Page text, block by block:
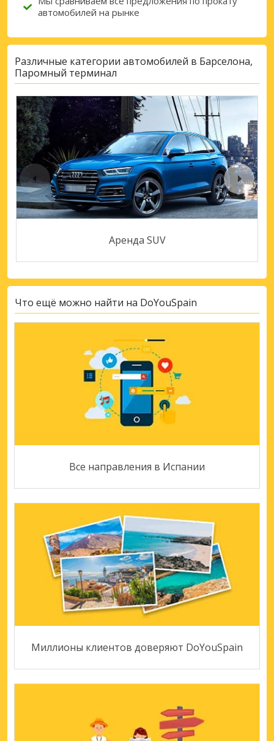
автомобилей на рынке
Различные категории автомобилей в Барселона,
Паромный терминал
Аренда SUV
Что ещё можно найти на DoYouSpain
Все направления в Испании
Миллионы клиентов доверяют DoYouSpain